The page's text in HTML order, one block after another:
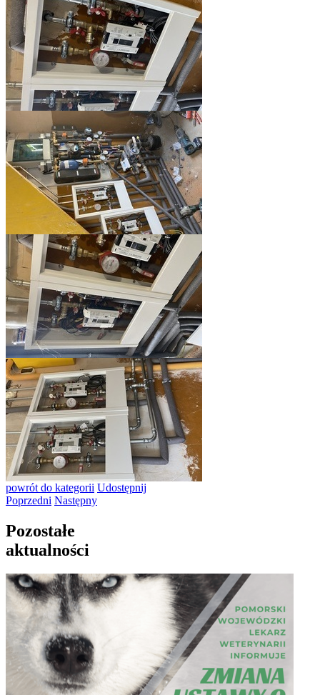
powrót do kategorii Udostępnij
Poprzedni Następny
Pozostałe
aktualności